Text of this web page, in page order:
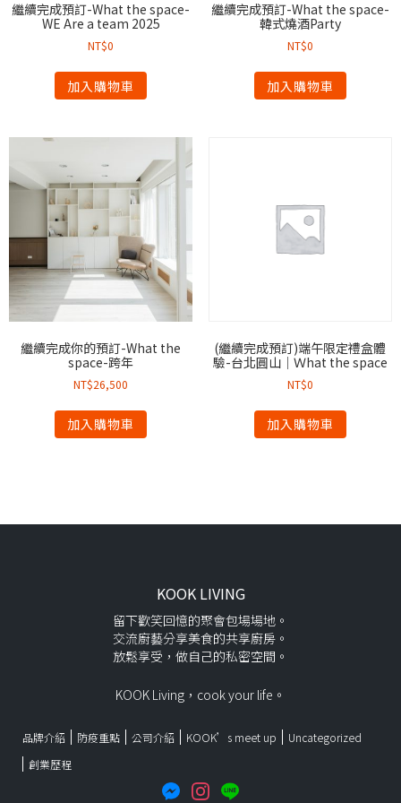
繼續完成預訂-What the space-
WE Are a team 2025
NT$0
加入購物車
繼續完成預訂-What the space-
韓式燒酒Party
NT$0
加入購物車
繼續完成你的預訂-What the
space-跨年
NT$26,500
加入購物車
(繼續完成預訂)端午限定禮盒體
驗-台北圓山｜Ｗhat the space
NT$0
加入購物車
KOOK LIVING
留下歡笑回憶的聚會包場場地。
交流廚藝分享美食的共享廚房。
放鬆享受，做自己的私密空間。
KOOK Living，cook your life。
品牌介紹 防疫重點 公司介紹 KOOK’s meet up
Uncategorized
創業歷程